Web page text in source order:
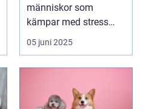
människor som
kämpar med stress
och ång...
05 juni 2025